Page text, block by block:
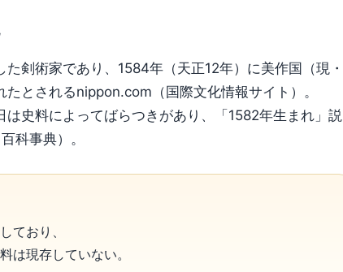
剣術家であり、1584年（天正12年）に美作国（現・
たとされるnippon.com（国際文化情報サイト）。
は史料によってばらつきがあり、「1582年生まれ」説
科事典）。
ており、
は現存していない。